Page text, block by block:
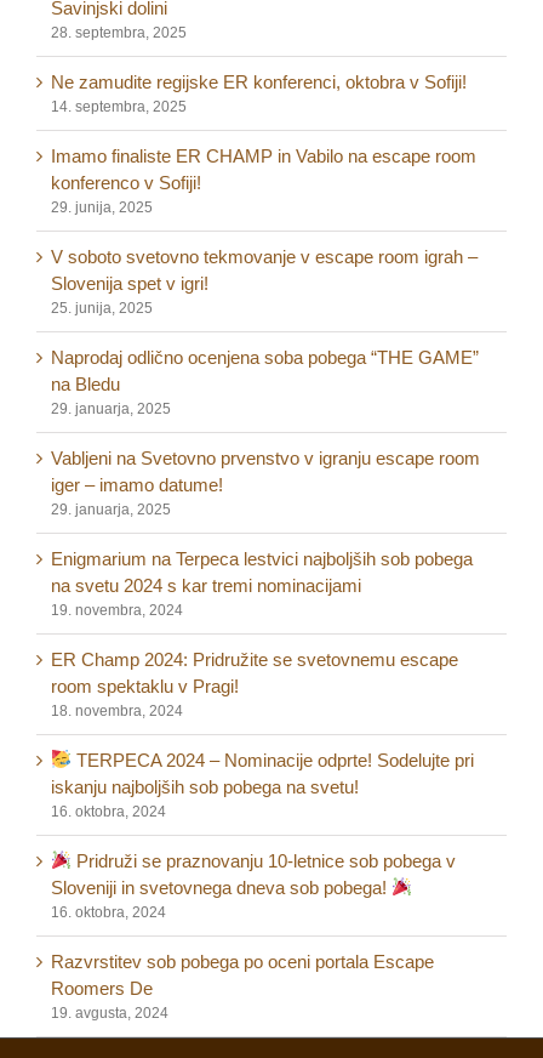
Savinjski dolini
28. septembra, 2025
Ne zamudite regijske ER konferenci, oktobra v Sofiji!
14. septembra, 2025
Imamo finaliste ER CHAMP in Vabilo na escape room
konferenco v Sofiji!
29. junija, 2025
V soboto svetovno tekmovanje v escape room igrah –
Slovenija spet v igri!
25. junija, 2025
Naprodaj odlično ocenjena soba pobega “THE GAME”
na Bledu
29. januarja, 2025
Vabljeni na Svetovno prvenstvo v igranju escape room
iger – imamo datume!
29. januarja, 2025
Enigmarium na Terpeca lestvici najboljših sob pobega
na svetu 2024 s kar tremi nominacijami
19. novembra, 2024
ER Champ 2024: Pridružite se svetovnemu escape
room spektaklu v Pragi!
18. novembra, 2024
TERPECA 2024 – Nominacije odprte! Sodelujte pri
iskanju najboljših sob pobega na svetu!
16. oktobra, 2024
Pridruži se praznovanju 10-letnice sob pobega v
Sloveniji in svetovnega dneva sob pobega!
16. oktobra, 2024
Razvrstitev sob pobega po oceni portala Escape
Roomers De
19. avgusta, 2024